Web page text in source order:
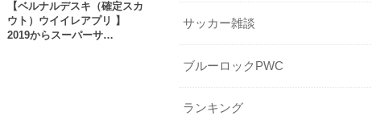
【ベルナルデスキ（確定スカ
ウト）ウイイレアプリ 】
2019からスーパーサ…
サッカー雑談
ブルーロックPWC
ランキング